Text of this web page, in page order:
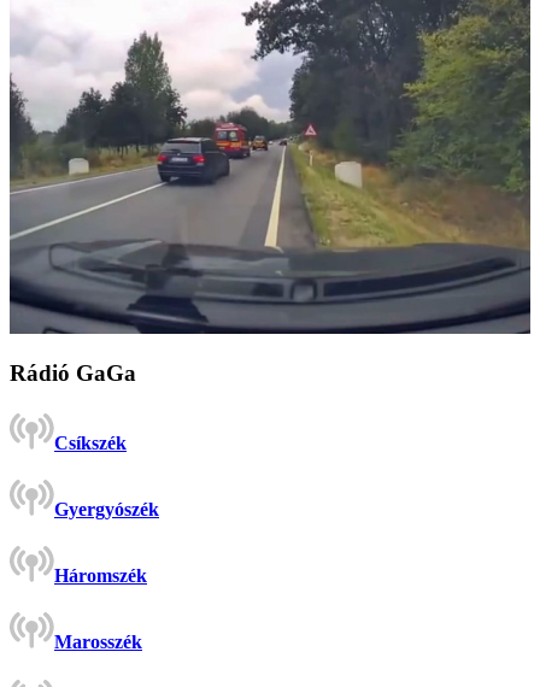
Rádió GaGa
Csíkszék
Gyergyószék
Háromszék
Marosszék